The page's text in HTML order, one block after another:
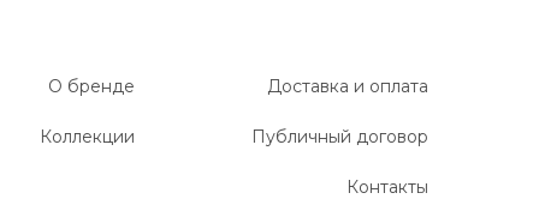
О бренде
Коллекции
Доставка и оплата
Контакты
Публичный договор